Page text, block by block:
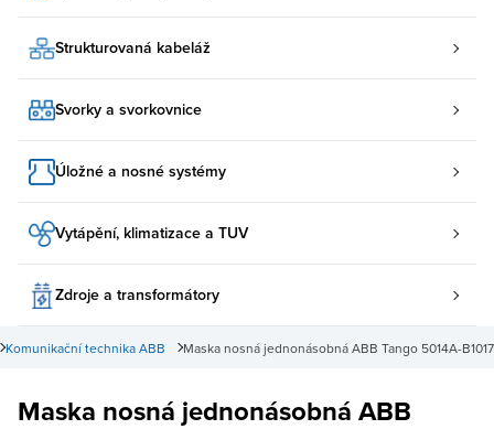
Strukturovaná kabeláž
Svorky a svorkovnice
Úložné a nosné systémy
Vytápění, klimatizace a TUV
Zdroje a transformátory
Maska nosná jednonásobná ABB Tango 5014A-B1017
Komunikační technika ABB
Maska nosná jednonásobná ABB